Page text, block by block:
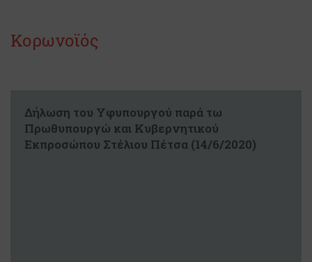
Κορωνοϊός
Δήλωση του Υφυπουργού παρά τω
Πρωθυπουργώ και Κυβερνητικού
Εκπροσώπου Στέλιου Πέτσα (14/6/2020)